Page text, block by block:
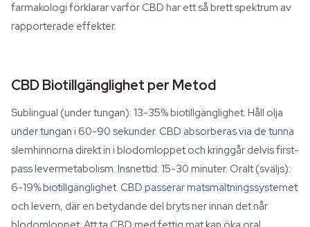
farmakologi förklarar varför CBD har ett så brett spektrum av
rapporterade effekter.
CBD Biotillgänglighet per Metod
Sublingual (under tungan): 13-35% biotillgänglighet. Håll olja
under tungan i 60-90 sekunder. CBD absorberas via de tunna
slemhinnorna direkt in i blodomloppet och kringgår delvis first-
pass levermetabolism. Insnettid: 15-30 minuter. Oralt (sväljs):
6-19% biotillgänglighet. CBD passerar matsmältningssystemet
och levern, där en betydande del bryts ner innan det når